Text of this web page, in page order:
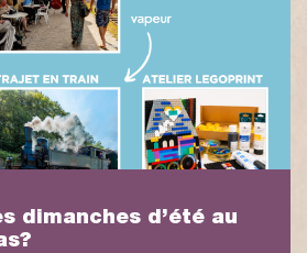
dimanches d’été au